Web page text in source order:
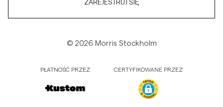
ZAREJESTRUJ SIĘ
© 2026 Morris Stockholm
PŁATNOŚĆ PRZEZ CERTYFIKOWANE PRZEZ